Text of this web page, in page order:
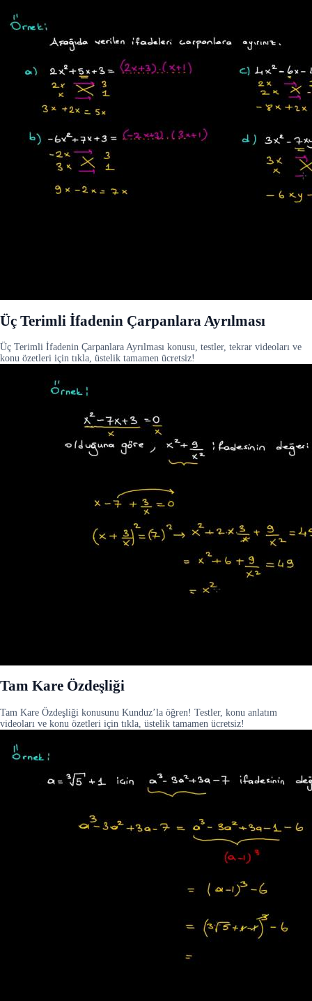
Üç Terimli İfadenin Çarpanlara Ayrılması
Üç Terimli İfadenin Çarpanlara Ayrılması konusu, testler, tekrar videoları ve
konu özetleri için tıkla, üstelik tamamen ücretsiz!
Tam Kare Özdeşliği
Tam Kare Özdeşliği konusunu Kunduz’la öğren! Testler, konu anlatım
videoları ve konu özetleri için tıkla, üstelik tamamen ücretsiz!